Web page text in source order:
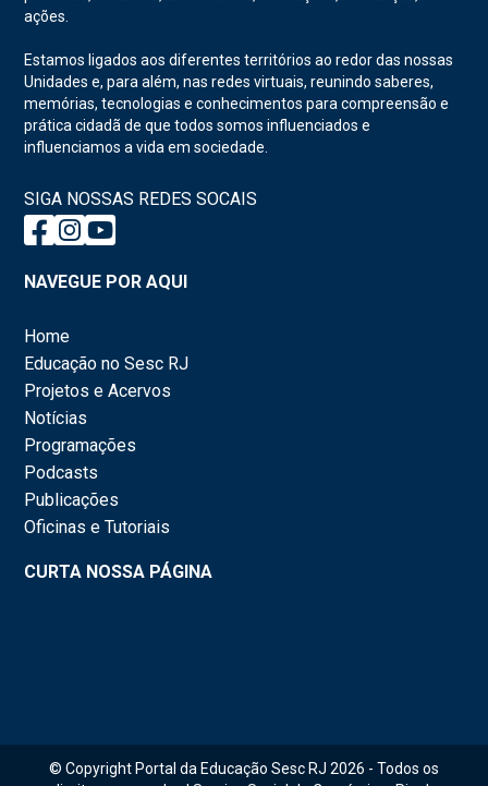
ações.
Estamos ligados aos diferentes territórios ao redor das nossas
Unidades e, para além, nas redes virtuais, reunindo saberes,
memórias, tecnologias e conhecimentos para compreensão e
prática cidadã de que todos somos influenciados e
influenciamos a vida em sociedade.
SIGA NOSSAS REDES SOCAIS
NAVEGUE POR AQUI
Home
Educação no Sesc RJ
Projetos e Acervos
Notícias
Programações
Podcasts
Publicações
Oficinas e Tutoriais
CURTA NOSSA PÁGINA
© Copyright Portal da Educação Sesc RJ 2026 - Todos os